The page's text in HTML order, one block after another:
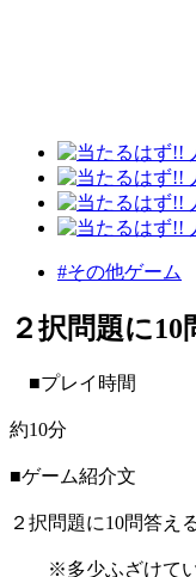
#その他ゲーム
２択問題に
■プレイ時間
約10分
■ゲーム紹介文
２択問題に10問答え
※多少ふざけてい